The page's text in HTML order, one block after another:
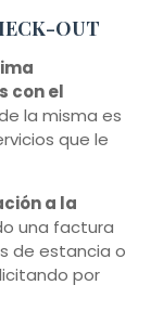
OUT
con el
la misma es
que le
a la
una factura
de estancia o
por